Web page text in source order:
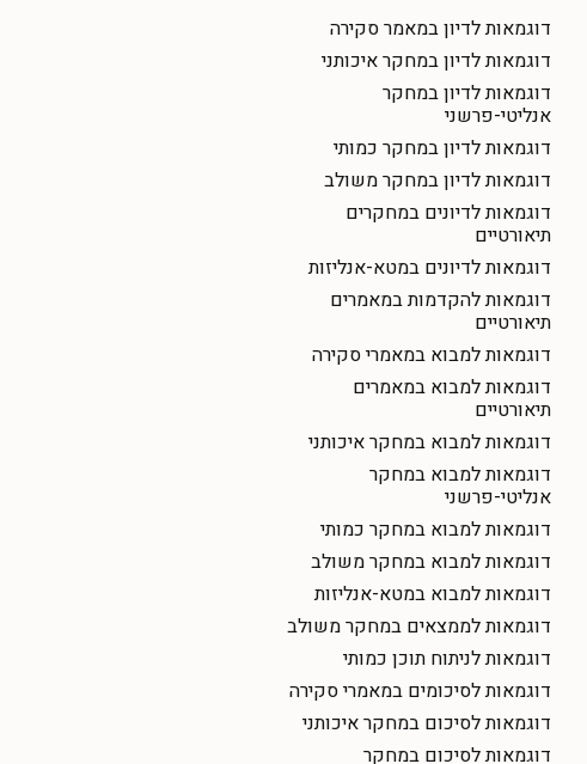
דוגמאות לדיון במאמר סקירה
דוגמאות לדיון במחקר איכותני
דוגמאות לדיון במחקר
אנליטי-פרשני
דוגמאות לדיון במחקר כמותי
דוגמאות לדיון במחקר משולב
דוגמאות לדיונים במחקרים
תיאורטיים
דוגמאות לדיונים במטא-אנליזות
דוגמאות להקדמות במאמרים
תיאורטיים
דוגמאות למבוא במאמרי סקירה
דוגמאות למבוא במאמרים
תיאורטיים
דוגמאות למבוא במחקר איכותני
דוגמאות למבוא במחקר
אנליטי-פרשני
דוגמאות למבוא במחקר כמותי
דוגמאות למבוא במחקר משולב
דוגמאות למבוא במטא-אנליזות
דוגמאות לממצאים במחקר משולב
דוגמאות לניתוח תוכן כמותי
דוגמאות לסיכומים במאמרי סקירה
דוגמאות לסיכום במחקר איכותני
דוגמאות לסיכום במחקר